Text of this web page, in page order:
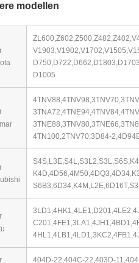
modellen
D1005
4TN100,2TNV70,3D84-
K4D,
404D-22,404C-22,403D-